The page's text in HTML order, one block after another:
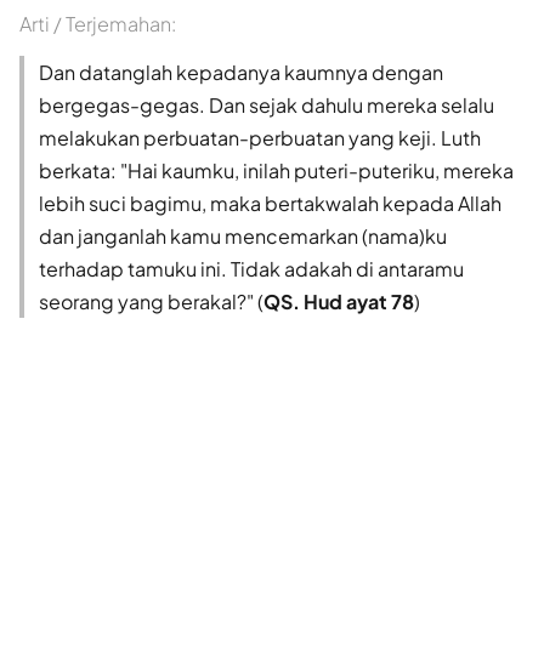
Arti / Terjemahan:
Dan datanglah kepadanya kaumnya dengan
bergegas-gegas. Dan sejak dahulu mereka selalu
melakukan perbuatan-perbuatan yang keji. Luth
berkata: "Hai kaumku, inilah puteri-puteriku, mereka
lebih suci bagimu, maka bertakwalah kepada Allah
dan janganlah kamu mencemarkan (nama)ku
terhadap tamuku ini. Tidak adakah di antaramu
seorang yang berakal?" (QS. Hud ayat 78)